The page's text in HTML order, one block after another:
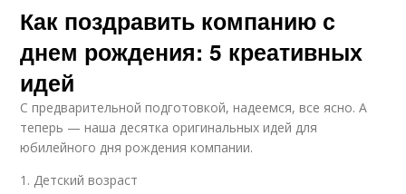
Как поздравить компанию с
днем рождения: 5 креативных
идей
С предварительной подготовкой, надеемся, все ясно. А
теперь — наша десятка оригинальных идей для
юбилейного дня рождения компании.
1. Детский возраст